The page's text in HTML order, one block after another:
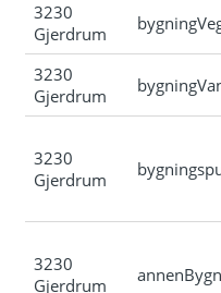
3230
Gjerdrum
3230
Gjerdrum
3230
Gjerdrum
3230
Gjerdrum